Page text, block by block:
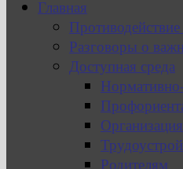
Главная
Разговоры о
Доступная среда
Родителям